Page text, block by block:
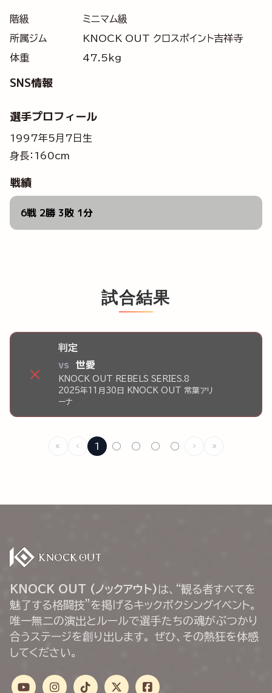
階級
ミニマム級
所属ジム
KNOCK OUT クロスポイント吉祥寺
体重
47.5kg
SNS情報
選手プロフィール
1997年5月7日生
身長：160cm
戦績
6戦 2勝 3敗 1分
試合結果
×
判定
vs 世愛
KNOCK OUT REBELS SERIES.8
2025年11月30日 KNOCK OUT 常葉アリ
ーナ
1 ○ ○ ○ ○
KNOCK OUT (ノックアウト) は、“観る者すべてを
魅了する格闘技”を掲げるキックボクシングイベント。
唯一無二の演出とルールで選手たちの魂がぶつかり
合うステージを創り出します。 ぜひ、その熱狂を体感
してください。